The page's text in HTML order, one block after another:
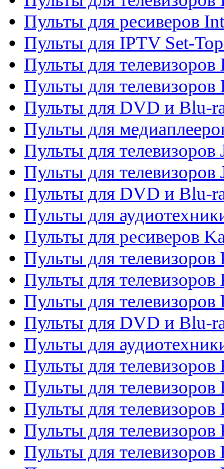
Пульты для ресиверов
Пульты для IPTV Set-
Пульты для телевизоров
Пульты для телевизоров
Пульты для DVD и Blu-
Пульты для
Пульты для телевизоров
Пульты для телевизоров
Пульты для DVD и Blu-
Пульты для
Пульты для ресиверов
Пульты для телевизоров
Пульты для телевизоров
Пульты для телевизоров
Пульты для DVD и Blu-
Пульты для
Пульты для
Пульты для телевизоров
Пульты для телевизоров
Пульты для телевизоров
Пульты для